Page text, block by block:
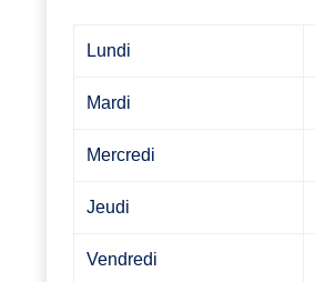
Lundi
Mardi
Mercredi
Jeudi
Vendredi